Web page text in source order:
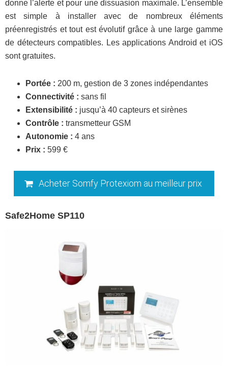
donne l’alerte et pour une dissuasion maximale. L’ensemble
est simple à installer avec de nombreux éléments
préenregistrés et tout est évolutif grâce à une large gamme
de détecteurs compatibles. Les applications Android et iOS
sont gratuites.
Portée : 200 m, gestion de 3 zones indépendantes
Connectivité : sans fil
Extensibilité : jusqu’à 40 capteurs et sirènes
Contrôle : transmetteur GSM
Autonomie : 4 ans
Prix : 599 €
Acheter Somfy Protexiom au meilleur prix
Safe2Home SP110